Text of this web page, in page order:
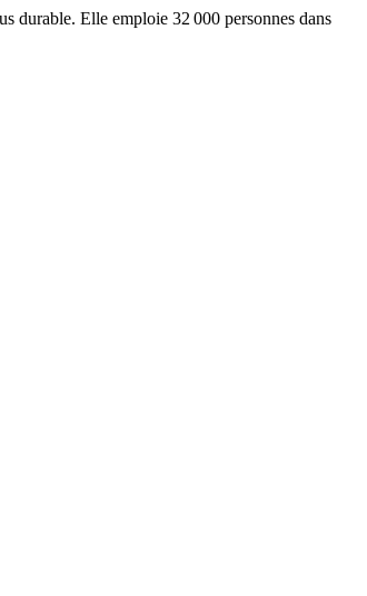
durable. Elle emploie 32 000 personnes dans